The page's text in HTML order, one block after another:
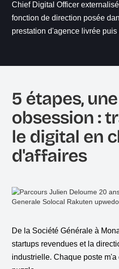
Chief Digital Officer
fonction de direction posée
prestation d'agence livrée
5 étapes,
obsession :
le digital en
d'affaires
De la Société Générale à
startups revendues et la
industrielle. Chaque poste